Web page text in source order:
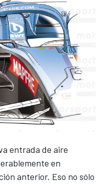
entrada de aire
en
anterior. Eso no sólo